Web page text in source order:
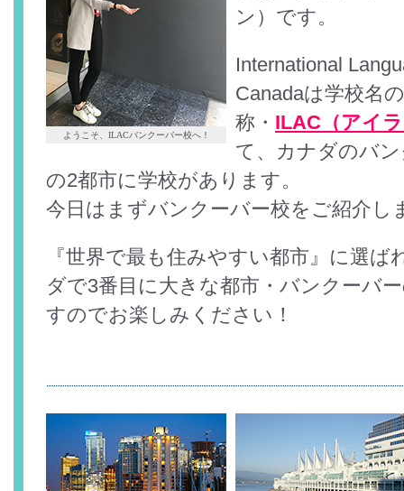
ようこそ、ILACバンクーバー校へ！
ン）です。
International
Canadaは学校名
称・ ILAC（アイ
て、カナダのバ
の2都市に学校があります。
今日はまずバンクーバー校をご紹介し
『世界で最も住みやすい都市』に選
ダで3番目に大きな都市・バンクーバ
すのでお楽しみください！